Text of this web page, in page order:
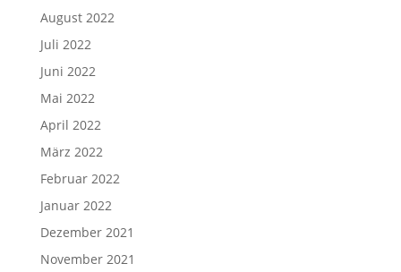
August 2022
Juli 2022
Juni 2022
Mai 2022
April 2022
März 2022
Februar 2022
Januar 2022
Dezember 2021
November 2021